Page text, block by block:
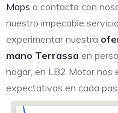
Maps o contacta con
nuestro impecable
experimentar nuestra
mano Terrassa en
hogar, en LB2 Motor nos
expectativas en cada